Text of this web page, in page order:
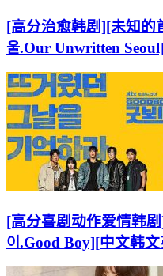
[高分治愈韩剧][未知的
울.Our Unwritten
[高分喜剧动作爱情韩
이.Good Boy][中文韩